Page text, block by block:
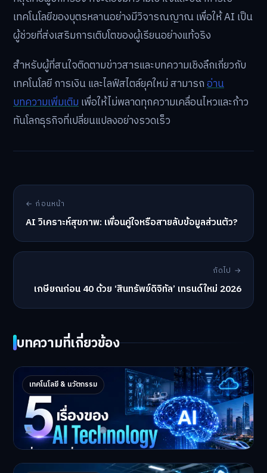
เทคโนโลยีของบุตรหลานอย่างมีวิจารณญาณ เพื่อให้ AI เป็น
ผู้ช่วยที่ส่งเสริมการเติบโตของผู้เรียนอย่างแท้จริง
สำหรับผู้ที่สนใจติดตามข่าวสารและบทความเชิงลึกเกี่ยวกับ
เทคโนโลยี การเงิน และไลฟ์สไตล์ยุคใหม่ สามารถอ่าน
บทความเพิ่มเติมเพื่อให้ไม่พลาดทุกความเคลื่อนไหวและก้าว
ทันโลกธุรกิจที่เปลี่ยนแปลงอย่างรวดเร็ว
← ก่อนหน้า
AI วิเคราะห์สุขภาพ: เพื่อนคู่ใจหรือสายลับข้อมูลส่วนตัว?
ถัดไป →
เกษียณก่อน 40 ด้วย ‘สินทรัพย์ดิจิทัล’ เทรนด์ใหม่ 2026
บทความที่เกี่ยวข้อง
เทคโนโลยี & นวัตกรรม
5 เรื่องของ AI Technology ที่กำลังเปลี่ยนโลก
ในปี 2026
5 AI Technology ที่กำล…
Master Bussiness 2 กรกฎาคม 2026